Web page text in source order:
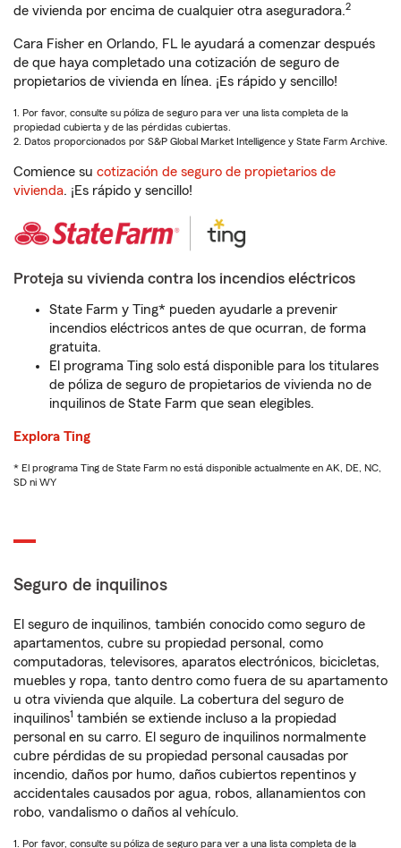
de vivienda por encima de cualquier otra aseguradora.2
Cara Fisher en Orlando, FL le ayudará a comenzar después
de que haya completado una cotización de seguro de
propietarios de vivienda en línea. ¡Es rápido y sencillo!
1. Por favor, consulte su póliza de seguro para ver una lista completa de la
propiedad cubierta y de las pérdidas cubiertas.
2. Datos proporcionados por S&P Global Market Intelligence y State Farm Archive.
Comience su cotización de seguro de propietarios de
vivienda. ¡Es rápido y sencillo!
Proteja su vivienda contra los incendios eléctricos
State Farm y Ting* pueden ayudarle a prevenir
incendios eléctricos antes de que ocurran, de forma
gratuita.
El programa Ting solo está disponible para los titulares
de póliza de seguro de propietarios de vivienda no de
inquilinos de State Farm que sean elegibles.
Explora Ting
* El programa Ting de State Farm no está disponible actualmente en AK, DE, NC,
SD ni WY
Seguro de inquilinos
El seguro de inquilinos, también conocido como seguro de
apartamentos, cubre su propiedad personal, como
computadoras, televisores, aparatos electrónicos, bicicletas,
muebles y ropa, tanto dentro como fuera de su apartamento
u otra vivienda que alquile. La cobertura del seguro de
inquilinos1 también se extiende incluso a la propiedad
personal en su carro. El seguro de inquilinos normalmente
cubre pérdidas de su propiedad personal causadas por
incendio, daños por humo, daños cubiertos repentinos y
accidentales causados por agua, robos, allanamientos con
robo, vandalismo o daños al vehículo.
1. Por favor, consulte su póliza de seguro para ver a una lista completa de la